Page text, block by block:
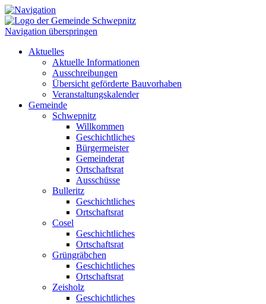
Navigation überspringen
Aktuelles
Aktuelle Informationen
Ausschreibungen
Übersicht geförderte Bauvorhaben
Veranstaltungskalender
Gemeinde
Schwepnitz
Willkommen
Geschichtliches
Bürgermeister
Gemeinderat
Ortschaftsrat
Ausschüsse
Bulleritz
Geschichtliches
Ortschaftsrat
Cosel
Geschichtliches
Ortschaftsrat
Grüngräbchen
Geschichtliches
Ortschaftsrat
Zeisholz
Geschichtliches